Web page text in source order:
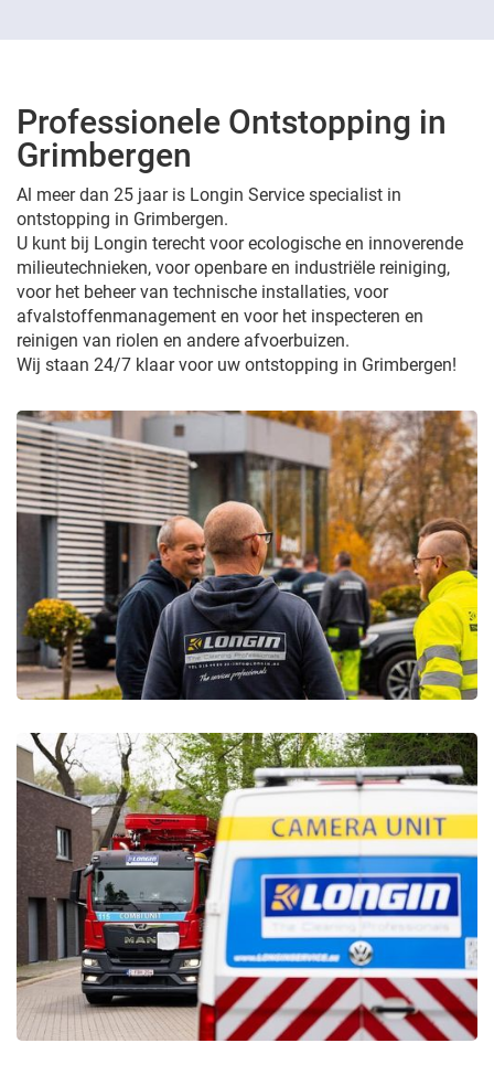
Professionele Ontstopping in
Grimbergen
Al meer dan 25 jaar is Longin Service specialist in
ontstopping in Grimbergen.
U kunt bij Longin terecht voor ecologische en innoverende
milieutechnieken, voor openbare en industriële reiniging,
voor het beheer van technische installaties, voor
afvalstoffenmanagement en voor het inspecteren en
reinigen van riolen en andere afvoerbuizen.
Wij staan 24/7 klaar voor uw ontstopping in Grimbergen!